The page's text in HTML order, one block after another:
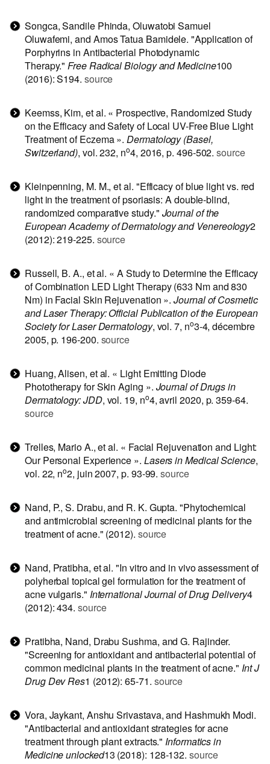
Songca, Sandile Phinda, Oluwatobi Samuel
Oluwafemi, and Amos Tatua Bamidele. "Application of
Porphyrins in Antibacterial Photodynamic
Therapy."Free Radical Biology and Medicine100
(2016): S194. source
Keemss, Kim, et al. « Prospective, Randomized Study
on the Efficacy and Safety of Local UV-Free Blue Light
Treatment of Eczema ».Dermatology (Basel,
Switzerland), vol. 232, no4, 2016, p. 496‑502.source
Kleinpenning, M. M., et al. "Efficacy of blue light vs. red
light in the treatment of psoriasis: A double‐blind,
randomized comparative study." Journal of the
European Academy of Dermatology and Venereology2
(2012): 219-225. source
Russell, B. A., et al. « A Study to Determine the Efficacy
of Combination LED Light Therapy (633 Nm and 830
Nm) in Facial Skin Rejuvenation ».Journal of Cosmetic
and Laser Therapy: Official Publication of the European
Society for Laser Dermatology, vol. 7, no3‑4, décembre
2005, p. 196‑200. source
Huang, Alisen, et al. « Light Emitting Diode
Phototherapy for Skin Aging ». Journal of Drugs in
Dermatology: JDD, vol. 19, no4, avril 2020, p. 359‑64.
source
Trelles, Mario A., et al. « Facial Rejuvenation and Light:
Our Personal Experience ». Lasers in Medical Science,
vol. 22, no2, juin 2007, p. 93‑99.source
Nand, P., S. Drabu, and R. K. Gupta. "Phytochemical
and antimicrobial screening of medicinal plants for the
treatment of acne." (2012). source
Nand, Pratibha, et al. "In vitro and in vivo assessment of
polyherbal topical gel formulation for the treatment of
acne vulgaris." International Journal of Drug Delivery4
(2012): 434. source
Pratibha, Nand, Drabu Sushma, and G. Rajinder.
"Screening for antioxidant and antibacterial potential of
common medicinal plants in the treatment of acne." Int J
Drug Dev Res1 (2012): 65-71. source
Vora, Jaykant, Anshu Srivastava, and Hashmukh Modi.
"Antibacterial and antioxidant strategies for acne
treatment through plant extracts."Informatics in
Medicine unlocked13 (2018): 128-132.source